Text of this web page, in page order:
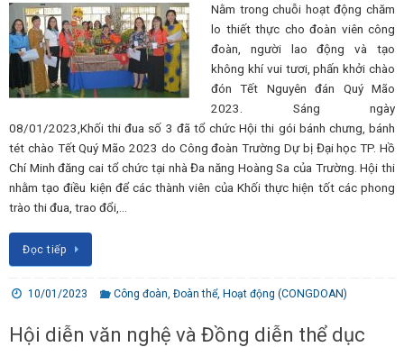
Nằm trong chuỗi hoạt động chăm
lo thiết thực cho đoàn viên công
đoàn, người lao động và tạo
không khí vui tươi, phấn khởi chào
đón Tết Nguyên đán Quý Mão
2023. Sáng ngày
08/01/2023,Khối thi đua số 3 đã tổ chức Hội thi gói bánh chưng, bánh
tét chào Tết Quý Mão 2023 do Công đoàn Trường Dự bị Đại học TP. Hồ
Chí Minh đăng cai tổ chức tại nhà Đa năng Hoàng Sa của Trường. Hội thi
nhằm tạo điều kiện để các thành viên của Khối thực hiện tốt các phong
trào thi đua, trao đổi,…
Đọc tiếp
10/01/2023 Công đoàn ,Đoàn thể,Hoạt động (CONGDOAN)
Hội diễn văn nghệ và Đồng diễn thể dục